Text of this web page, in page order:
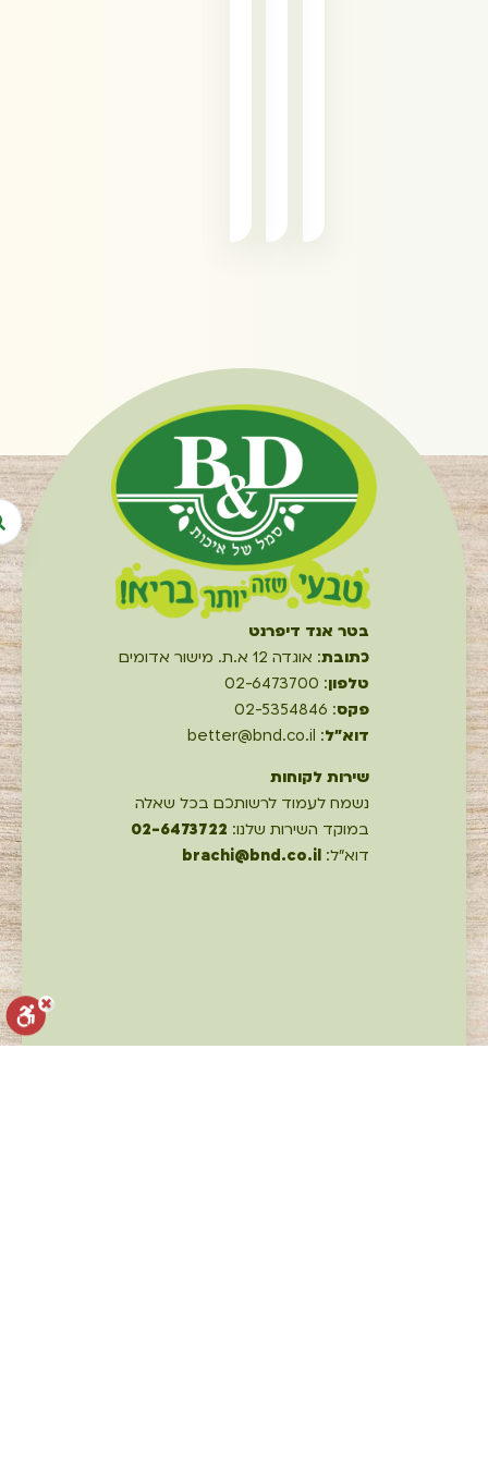
בטר אנד דיפרנט
כתובת: אוגדה 12 א.ת. מישור אדומים
טלפון: 02-6473700
פקס: 02-5354846
דוא"ל: better@bnd.co.il
שירות לקוחות
נשמח לעמוד לרשותכם בכל שאלה
במוקד השירות שלנו:
דוא"ל: brachi@bnd.co.il